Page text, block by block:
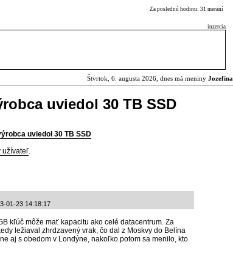
Za poslednú hodinu: 31 meraní
inzercia
Štvrtok, 6. augusta 2026, dnes má meniny Jozefína
uviedol 30 TB SSD
uviedol 30 TB SSD
užívateľ.
01-23 14:18:17
kľúč môže mať kapacitu ako celé datacentrum. Za
ležiaval zhrdzavený vrak, čo dal z Moskvy do Belína
aj s obedom v Londýne, nakoľko potom sa menilo, kto